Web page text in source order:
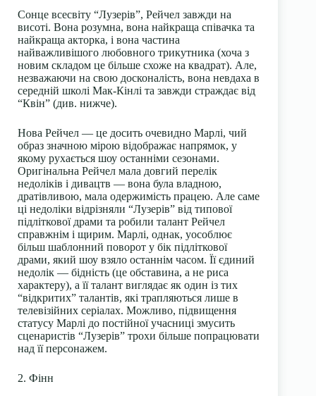
Сонце всесвіту “Лузерів”, Рейчел завжди на
висоті. Вона розумна, вона найкраща співачка та
найкраща акторка, і вона частина
найважливішого любовного трикутника (хоча з
новим складом це більше схоже на квадрат). Але,
незважаючи на свою досконалість, вона невдаха в
середній школі Мак-Кінлі та завжди страждає від
“Квін” (див. нижче).
Нова Рейчел — це досить очевидно Марлі, чий
образ значною мірою відображає напрямок, у
якому рухається шоу останніми сезонами.
Оригінальна Рейчел мала довгий перелік
недоліків і дивацтв — вона була владною,
дратівливою, мала одержимість працею. Але саме
ці недоліки відрізняли “Лузерів” від типової
підліткової драми та робили талант Рейчел
справжнім і щирим. Марлі, однак, уособлює
більш шаблонний поворот у бік підліткової
драми, який шоу взяло останнім часом. Її єдиний
недолік — бідність (це обставина, а не риса
характеру), а її талант виглядає як один із тих
“відкритих” талантів, які трапляються лише в
телевізійних серіалах. Можливо, підвищення
статусу Марлі до постійної учасниці змусить
сценаристів “Лузерів” трохи більше попрацювати
над її персонажем.
2. Фінн